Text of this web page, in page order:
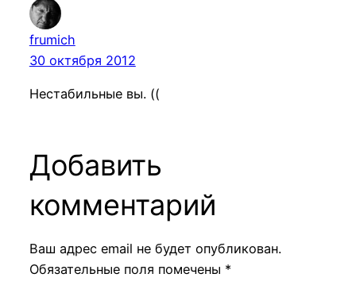
frumich
30 октября 2012
Нестабильные вы. ((
Добавить
комментарий
Ваш адрес email не будет опубликован.
Обязательные поля помечены *